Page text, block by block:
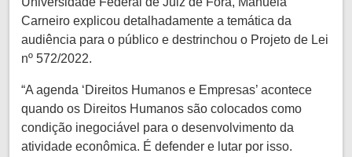
Carneiro explicou detalhadamente a temática da
audiência para o público e destrinchou o Projeto de Lei
nº 572/2022.
“A agenda ‘Direitos Humanos e Empresas’ acontece
quando os Direitos Humanos são colocados como
condição inegociável para o desenvolvimento da
atividade econômica. É defender e lutar por isso.